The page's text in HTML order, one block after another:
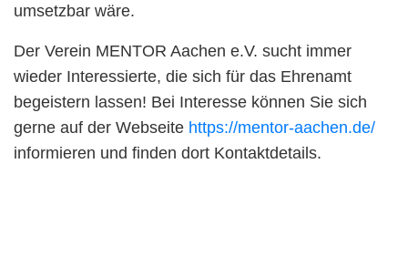
umsetzbar wäre.
Der Verein MENTOR Aachen e.V. sucht immer
wieder Interessierte, die sich für das Ehrenamt
begeistern lassen! Bei Interesse können Sie sich
gerne auf der Webseite https://mentor-aachen.de/
informieren und finden dort Kontaktdetails.